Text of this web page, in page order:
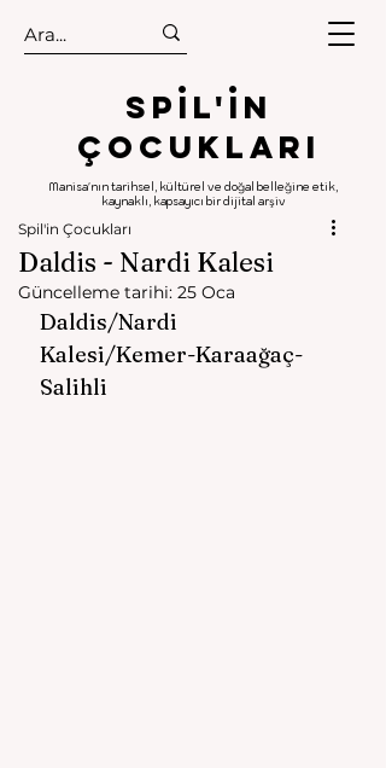
.
.
Spıl'in
Çocukları
Manisa'nın tarihsel, kültürel ve doğal belleğine etik,
kaynaklı, kapsayıcı bir dijital arşiv
Daldis - Nardi Kalesi
Spil'in Çocukları
Güncelleme tarihi: 25 Oca
Daldis/Nardi
Kalesi/Kemer-Karaağaç-
Salihli